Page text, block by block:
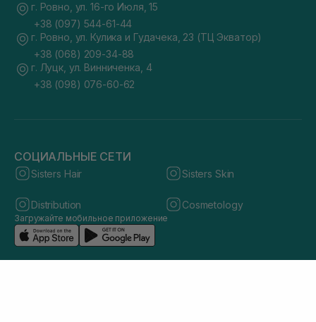
г. Ровно, ул. 16-го Июля, 15
+38 (097) 544-61-44
г. Ровно, ул. Кулика и Гудачека, 23 (ТЦ Экватор)
+38 (068) 209-34-88
г. Луцк, ул. Винниченка, 4
+38 (098) 076-60-62
СОЦИАЛЬНЫЕ СЕТИ
Sisters Hair Sisters Skin
Distribution Cosmetology
Загружайте мобильное приложение